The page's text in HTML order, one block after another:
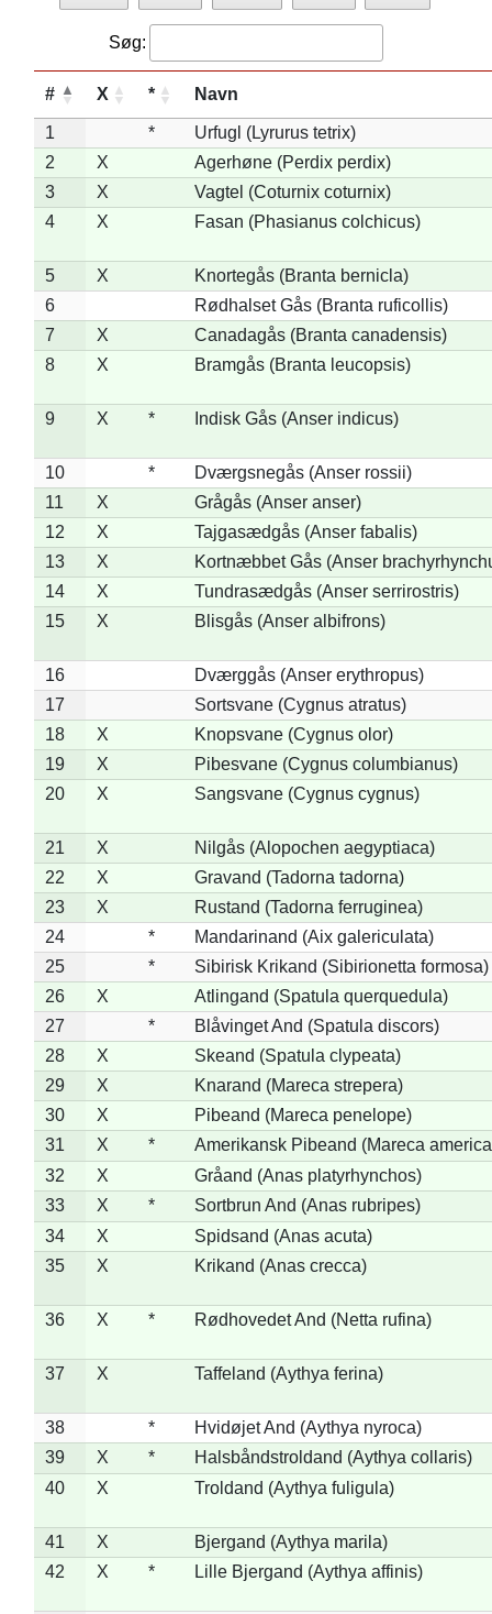
Søg:
# X * Navn
1 *
Urfugl (Lyrurus tetrix)
2
X
Agerhøne (Perdix perdix)
3
X
Vagtel (Coturnix coturnix)
4
X Fasan (Phasianus colchicus)
5 X
Knortegås (Branta bernicla)
6
Rødhalset Gås (Branta ruficollis)
7
X
Canadagås (Branta canadensis)
8
X Bramgås (Branta leucopsis)
9 X * Indisk Gås (Anser indicus)
10 *
Dværgsnegås (Anser rossii)
11
X
Grågås (Anser anser)
12
X
Tajgasædgås (Anser fabalis)
13
X
Kortnæbbet Gås (Anser
14
X
Tundrasædgås (Anser serrirostris)
15
X Blisgås (Anser albifrons)
16
Dværggås (Anser erythropus)
17
Sortsvane (Cygnus atratus)
18
X
Knopsvane (Cygnus olor)
19
X
Pibesvane (Cygnus columbianus)
20
X Sangsvane (Cygnus cygnus)
21 X
Nilgås (Alopochen aegyptiaca)
22
X
Gravand (Tadorna tadorna)
23
X
Rustand (Tadorna ferruginea)
24
*
Mandarinand (Aix galericulata)
25
*
Sibirisk Krikand (Sibirionetta formosa)
26
X
Atlingand (Spatula querquedula)
27
*
Blåvinget And (Spatula discors)
28
X
Skeand (Spatula clypeata)
29
X
Knarand (Mareca strepera)
30
X
Pibeand (Mareca penelope)
31
X *
Amerikansk Pibeand (Mareca
32
X
Gråand (Anas platyrhynchos)
33
X *
Sortbrun And (Anas rubripes)
34
X
Spidsand (Anas acuta)
35
X Krikand (Anas crecca)
36 X * Rødhovedet And (Netta rufina)
37 X Taffeland (Aythya ferina)
38 *
Hvidøjet And (Aythya nyroca)
39
X *
Halsbåndstroldand (Aythya collaris)
40
X Troldand (Aythya fuligula)
41 X
Bjergand (Aythya marila)
42
X * Lille Bjergand (Aythya affinis)